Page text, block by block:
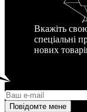
Вкажіть
спеціальні
нових
Повідомте мене